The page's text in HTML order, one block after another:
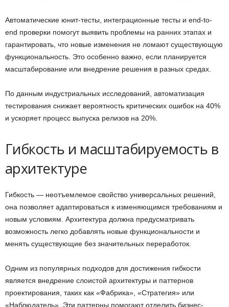
Автоматические юнит-тесты, интеграционные тесты и end-to-
end проверки помогут выявить проблемы на ранних этапах и
гарантировать, что новые изменения не ломают существующую
функциональность. Это особенно важно, если планируется
масштабирование или внедрение решения в разных средах.
По данным индустриальных исследований, автоматизация
тестирования снижает вероятность критических ошибок на 40%
и ускоряет процесс выпуска релизов на 20%.
Гибкость и масштабируемость в
архитектуре
Гибкость — неотъемлемое свойство универсальных решений,
она позволяет адаптироваться к изменяющимся требованиям и
новым условиям. Архитектура должна предусматривать
возможность легко добавлять новые функциональности и
менять существующие без значительных переработок.
Одним из популярных подходов для достижения гибкости
является внедрение слоистой архитектуры и паттернов
проектирования, таких как «Фабрика», «Стратегия» или
«Наблюдатель». Эти паттерны помогают отделить бизнес-